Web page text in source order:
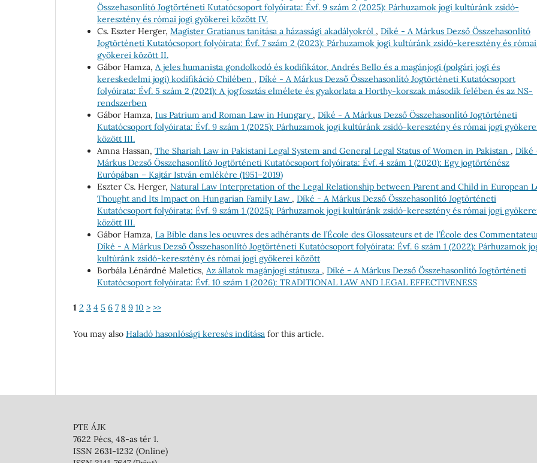
Összehasonlító Jogtörténeti Kutatócsoport folyóirata: Évf. 9 szám 2 (2025): Párhuzamok jogi kultúránk zsidó-
keresztény és római jogi gyökerei között IV.
Cs. Eszter Herger, Magister Gratianus tanítása a házassági akadályokról , Díké - A Márkus Dezső Összehasonlító
Jogtörténeti Kutatócsoport folyóirata: Évf. 7 szám 2 (2023): Párhuzamok jogi kultúránk zsidó-keresztény és
gyökerei között II.
Gábor Hamza, A jeles humanista gondolkodó és kodifikátor, Andrés Bello és a magánjogi (polgári jogi és
kereskedelmi jogi) kodifikáció Chilében , Díké - A Márkus Dezső Összehasonlító Jogtörténeti Kutatócsoport
folyóirata: Évf. 5 szám 2 (2021): A jogfosztás elmélete és gyakorlata a Horthy-korszak második felében és az NS-
rendszerben
Gábor Hamza, Ius Patrium and Roman Law in Hungary , Díké - A Márkus Dezső Összehasonlító Jogtörténeti
Kutatócsoport folyóirata: Évf. 9 szám 1 (2025): Párhuzamok jogi kultúránk zsidó-keresztény és római jogi
között III.
Amna Hassan, The Shariah Law in Pakistani Legal System and General Legal Status of Women in Pakistan , Díké
Márkus Dezső Összehasonlító Jogtörténeti Kutatócsoport folyóirata: Évf. 4 szám 1 (2020): Egy jogtörténész
Európában – Kajtár István emlékére (1951–2019)
Eszter Cs. Herger, Natural Law Interpretation of the Legal Relationship between Parent and Child in European
Thought and Its Impact on Hungarian Family Law , Díké - A Márkus Dezső Összehasonlító Jogtörténeti
Kutatócsoport folyóirata: Évf. 9 szám 1 (2025): Párhuzamok jogi kultúránk zsidó-keresztény és római jogi
között III.
Gábor Hamza, La Bible dans les oeuvres des adhérants de l’École des Glossateurs et de l’École des
Díké - A Márkus Dezső Összehasonlító Jogtörténeti Kutatócsoport folyóirata: Évf. 6 szám 1 (2022): Párhuzamok
kultúránk zsidó-keresztény és római jogi gyökerei között
Borbála Lénárdné Maletics, Az állatok magánjogi státusza , Díké - A Márkus Dezső Összehasonlító Jogtörténeti
Kutatócsoport folyóirata: Évf. 10 szám 1 (2026): TRADITIONAL LAW AND LEGAL EFFECTIVENESS
1 2 3 4 5 6 7 8 9 10 > >>
You may also Haladó hasonlósági keresés indítása for this article.
PTE ÁJK
7622 Pécs, 48-as tér 1.
ISSN 2631-1232 (Online)